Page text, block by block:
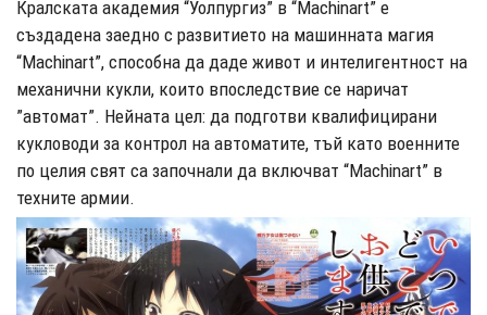
Кралската академия “Уолпургиз” в “Machinart” е
създадена заедно с развитието на машинната магия
“Machinart”, способна да даде живот и интелигентност на
механични кукли, които впоследствие се наричат ​​
”автомат”. Нейната цел: да подготви квалифицирани
кукловоди за контрол на автоматите, тъй като военните
по целия свят са започнали да включват “Machinart” в
техните армии.